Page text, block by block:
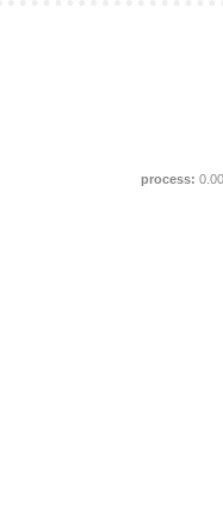
process: